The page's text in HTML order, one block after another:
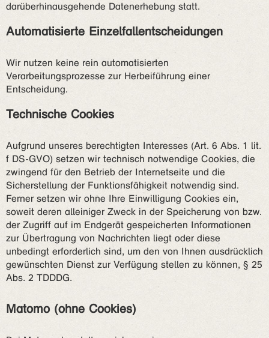
darüberhinausgehende Datenerhebung statt.
Automatisierte Einzelfallentscheidungen
Wir nutzen keine rein automatisierten
Verarbeitungsprozesse zur Herbeiführung einer
Entscheidung.
Technische Cookies
Aufgrund unseres berechtigten Interesses (Art. 6 Abs. 1 lit.
f DS-GVO) setzen wir technisch notwendige Cookies, die
zwingend für den Betrieb der Internetseite und die
Sicherstellung der Funktionsfähigkeit notwendig sind.
Ferner setzen wir ohne Ihre Einwilligung Cookies ein,
soweit deren alleiniger Zweck in der Speicherung von bzw.
der Zugriff auf im Endgerät gespeicherten Informationen
zur Übertragung von Nachrichten liegt oder diese
unbedingt erforderlich sind, um den von Ihnen ausdrücklich
gewünschten Dienst zur Verfügung stellen zu können, § 25
Abs. 2 TDDDG.
Matomo (ohne Cookies)